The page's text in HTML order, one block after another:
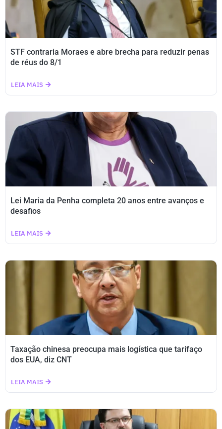
STF contraria Moraes e abre brecha para reduzir penas
de réus do 8/1
LEIA MAIS
Lei Maria da Penha completa 20 anos entre avanços e
desafios
LEIA MAIS
Taxação chinesa preocupa mais logística que tarifaço
dos EUA, diz CNT
LEIA MAIS